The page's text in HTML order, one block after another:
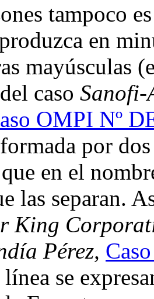
tampoco
en
mayúsculas
caso Sanofi-
OMPI Nº
por
en el
las separan.
King
Pérez,
línea se